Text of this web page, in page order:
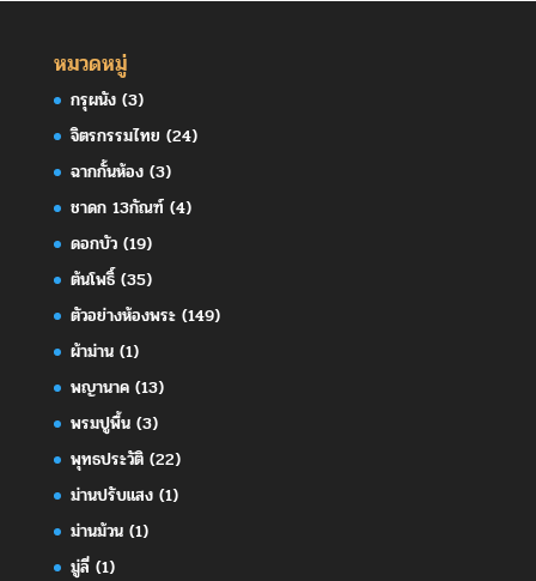
หมวดหมู่
กรุผนัง(3)
จิตรกรรมไทย (24)
ฉากกั้นห้อง(3)
ชาดก 13กัณฑ์(4)
ดอกบัว(19)
ต้นโพธิ์(35)
ตัวอย่างห้องพระ(149)
ผ้าม่าน(1)
พญานาค(13)
พรมปูพื้น(3)
พุทธประวัติ(22)
ม่านปรับแสง(1)
ม่านม้วน(1)
มู่ลี่(1)